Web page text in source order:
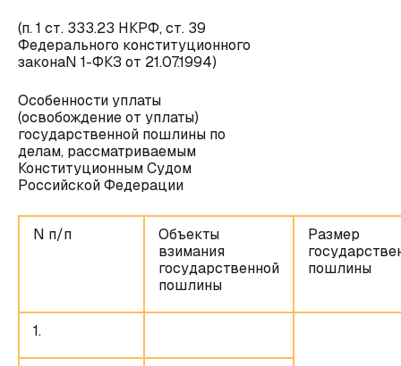
(п. 1 ст. 333.23 НКРФ, ст. 39
Федерального конституционного
законаN 1-ФКЗ от 21.07.1994)
Особенности уплаты
(освобождение от уплаты)
государственной пошлины по
делам, рассматриваемым
Конституционным Судом
Российской Федерации
N п/п
Объекты
взимания
государственной
пошлины
Размер
пошлины
1.